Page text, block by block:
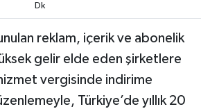
Dk
reklam, içerik ve abonelik
gelir elde eden şirketlere
vergisinde indirime
Türkiye’de yıllık 20